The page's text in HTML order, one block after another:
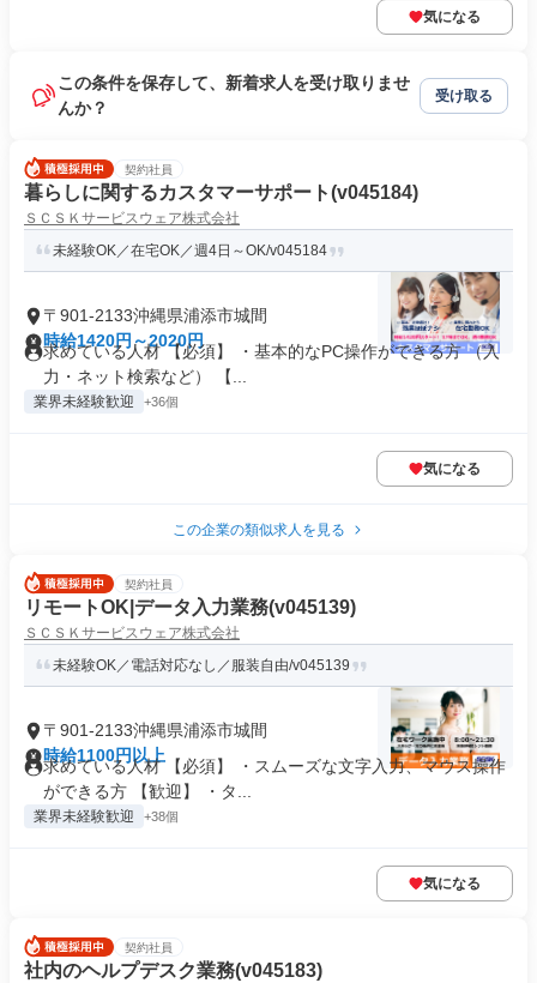
気になる
この条件を保存して、新着求人を受け取りませ
んか？
受け取る
契約社員
暮らしに関するカスタマーサポート(v045184)
ＳＣＳＫサービスウェア株式会社
未経験OK／在宅OK／週4日～OK/v045184
〒901-2133沖縄県浦添市城間
時給1420円～2020円
求めている人材 【必須】 ・基本的なPC操作ができる方 （入
力・ネット検索など） 【...
業界未経験歓迎 +36個
気になる
この企業の類似求人を見る
契約社員
リモートOK|データ入力業務(v045139)
ＳＣＳＫサービスウェア株式会社
未経験OK／電話対応なし／服装自由/v045139
〒901-2133沖縄県浦添市城間
時給1100円以上
求めている人材 【必須】 ・スムーズな文字入力、マウス操作
ができる方 【歓迎】 ・タ...
業界未経験歓迎 +38個
気になる
契約社員
社内のヘルプデスク業務(v045183)